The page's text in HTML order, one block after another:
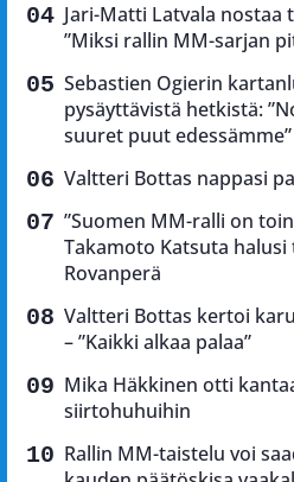
Jari-Matti Latvala nostaa
”Miksi rallin MM-sarjan
Sebastien Ogierin
pysäyttävistä hetkistä:
suuret puut edessämme”
Valtteri Bottas nappasi
”Suomen MM-ralli on
Takamoto Katsuta
Rovanperä
Valtteri Bottas kertoi
– ”Kaikki alkaa palaa”
Mika Häkkinen otti
siirtohuhuihin
Rallin MM-taistelu voi